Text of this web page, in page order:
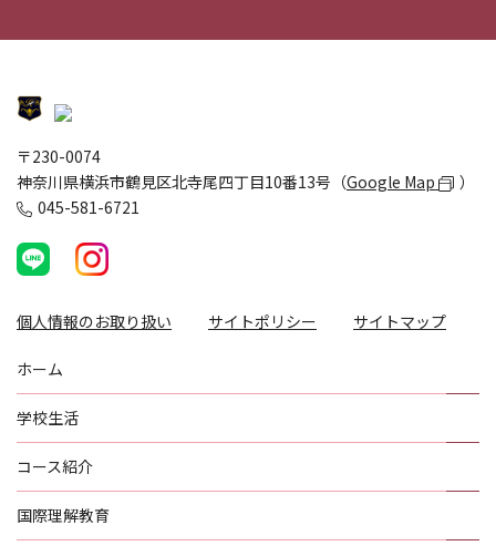
〒230-0074
神奈川県横浜市鶴見区北寺尾四丁目10番13号（Google Map
）
045-581-6721
個人情報のお取り扱い サイトポリシー サイトマップ
ホーム
学校生活
コース紹介
国際理解教育